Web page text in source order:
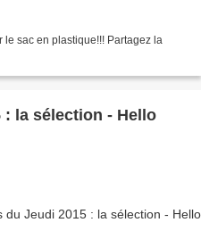
plastique!!! Partagez la
: la sélection - Hello